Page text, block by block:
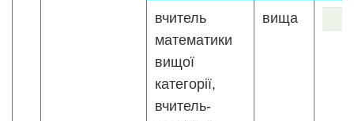
вчитель
математики
вищої
категорії,
вчитель-
вища